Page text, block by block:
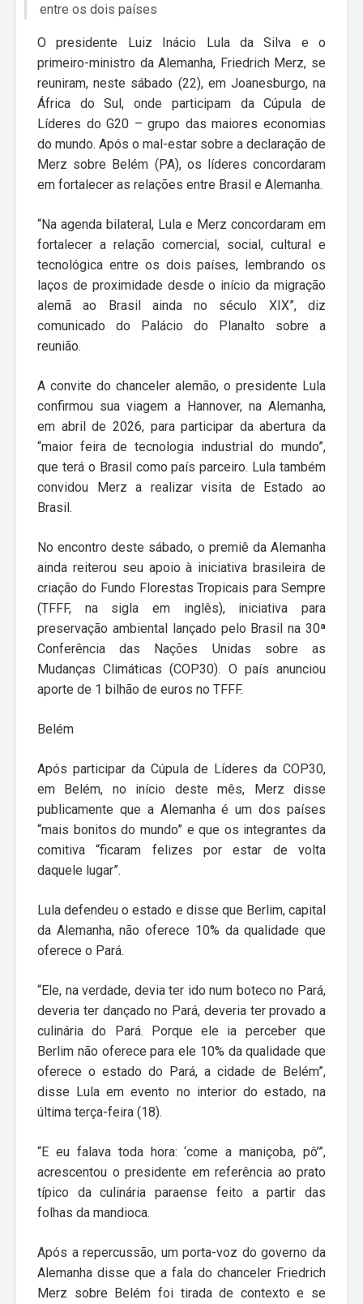
entre os dois países
O presidente Luiz Inácio Lula da Silva e o
primeiro-ministro da Alemanha, Friedrich Merz, se
reuniram, neste sábado (22), em Joanesburgo, na
África do Sul, onde participam da Cúpula de
Líderes do G20 – grupo das maiores economias
do mundo. Após o mal-estar sobre a declaração de
Merz sobre Belém (PA), os líderes concordaram
em fortalecer as relações entre Brasil e Alemanha.
“Na agenda bilateral, Lula e Merz concordaram em
fortalecer a relação comercial, social, cultural e
tecnológica entre os dois países, lembrando os
laços de proximidade desde o início da migração
alemã ao Brasil ainda no século XIX”, diz
comunicado do Palácio do Planalto sobre a
reunião.
A convite do chanceler alemão, o presidente Lula
confirmou sua viagem a Hannover, na Alemanha,
em abril de 2026, para participar da abertura da
“maior feira de tecnologia industrial do mundo”,
que terá o Brasil como país parceiro. Lula também
convidou Merz a realizar visita de Estado ao
Brasil.
No encontro deste sábado, o premiê da Alemanha
ainda reiterou seu apoio à iniciativa brasileira de
criação do Fundo Florestas Tropicais para Sempre
(TFFF, na sigla em inglês), iniciativa para
preservação ambiental lançado pelo Brasil na 30ª
Conferência das Nações Unidas sobre as
Mudanças Climáticas (COP30). O país anunciou
aporte de 1 bilhão de euros no TFFF.
Belém
Após participar da Cúpula de Líderes da COP30,
em Belém, no início deste mês, Merz disse
publicamente que a Alemanha é um dos países
“mais bonitos do mundo” e que os integrantes da
comitiva “ficaram felizes por estar de volta
daquele lugar”.
Lula defendeu o estado e disse que Berlim, capital
da Alemanha, não oferece 10% da qualidade que
oferece o Pará.
“Ele, na verdade, devia ter ido num boteco no Pará,
deveria ter dançado no Pará, deveria ter provado a
culinária do Pará. Porque ele ia perceber que
Berlim não oferece para ele 10% da qualidade que
oferece o estado do Pará, a cidade de Belém”,
disse Lula em evento no interior do estado, na
última terça-feira (18).
“E eu falava toda hora: ‘come a maniçoba, pô’”,
acrescentou o presidente em referência ao prato
típico da culinária paraense feito a partir das
folhas da mandioca.
Após a repercussão, um porta-voz do governo da
Alemanha disse que a fala do chanceler Friedrich
Merz sobre Belém foi tirada de contexto e se